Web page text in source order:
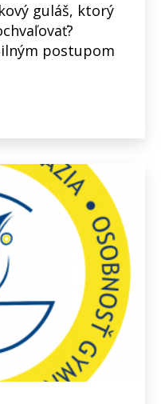
guláš, ktorý
postupom